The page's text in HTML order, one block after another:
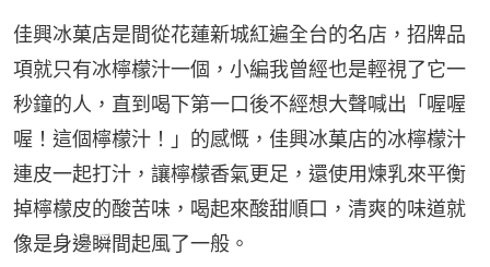
佳興冰菓店是間從花蓮新城紅遍全台的名店，招牌品
項就只有冰檸檬汁一個，小編我曾經也是輕視了它一
秒鐘的人，直到喝下第一口後不經想大聲喊出「喔喔
喔！這個檸檬汁！」的感慨，佳興冰菓店的冰檸檬汁
連皮一起打汁，讓檸檬香氣更足，還使用煉乳來平衡
掉檸檬皮的酸苦味，喝起來酸甜順口，清爽的味道就
像是身邊瞬間起風了一般。